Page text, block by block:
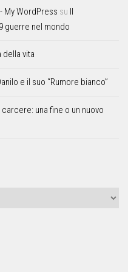
- My WordPress su
guerre nel mondo
della vita
e il suo “Rumore bianco”
una fine o un nuovo